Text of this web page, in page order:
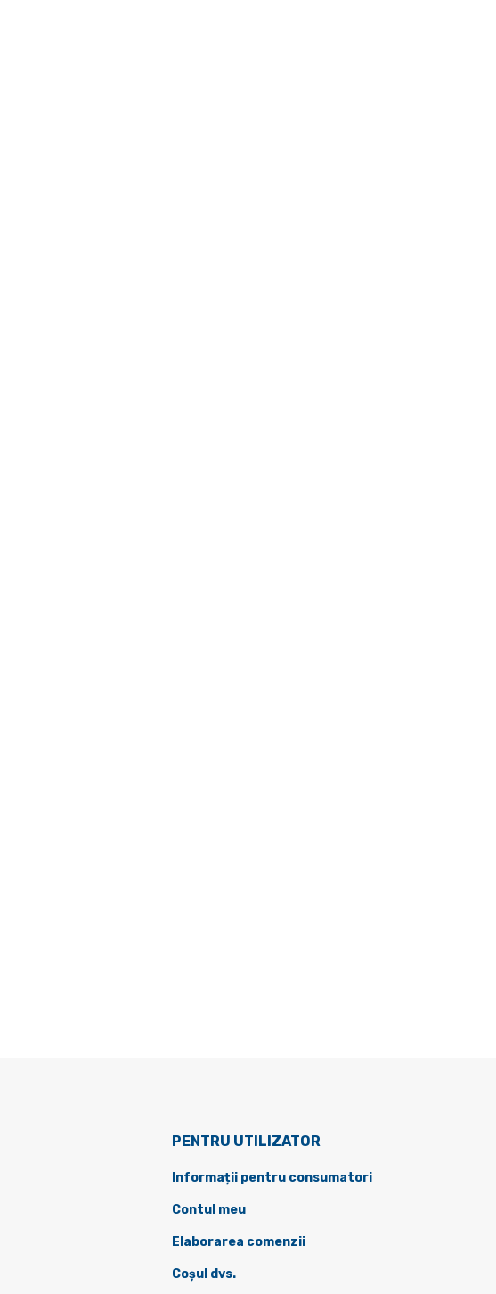
PENTRU UTILIZATOR
Informații pentru consumatori
Contul meu
Elaborarea comenzii
Coșul dvs.